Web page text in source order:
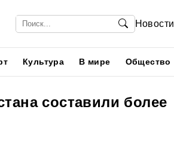
Новости
Культура В мире Общество
составили более